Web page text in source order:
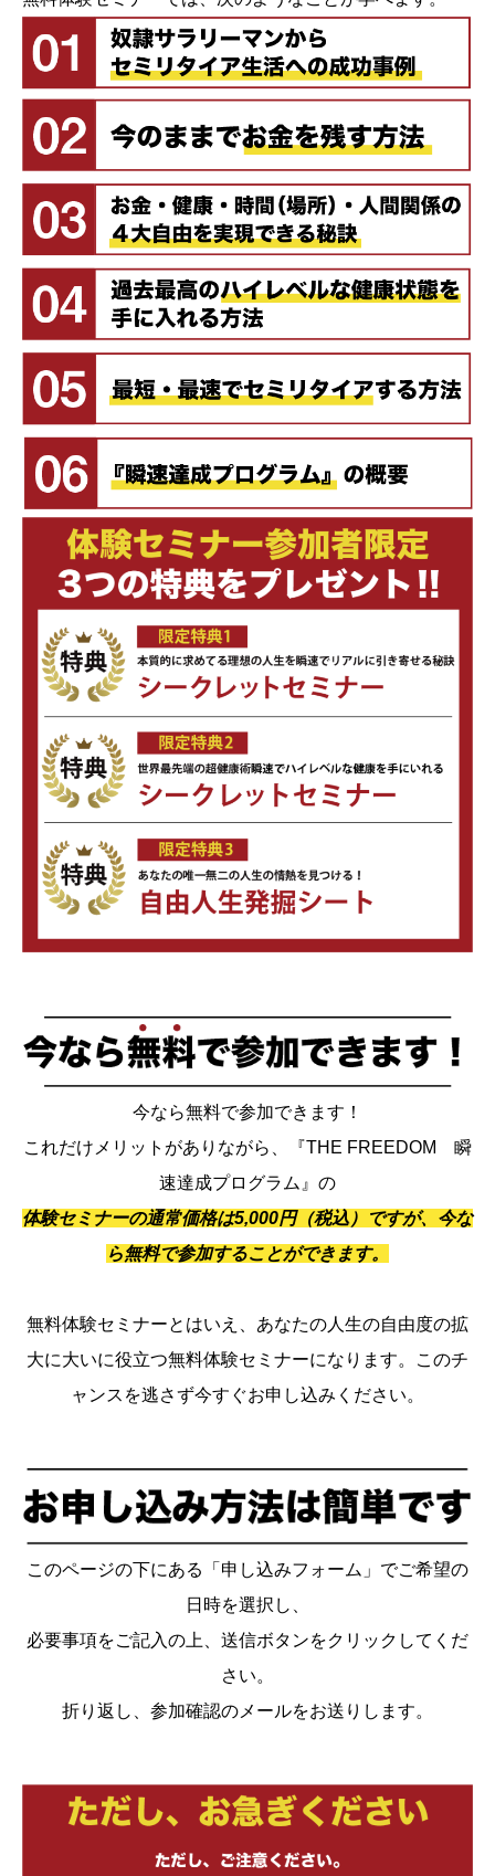
今なら無料で参加できます！
これだけメリットがありながら、『THE FREEDOM 瞬
速達成プログラム』の
体験セミナーの通常価格は5,000円（税込）ですが、今な
ら無料で参加することができます。
無料体験セミナーとはいえ、あなたの人生の自由度の拡
大に大いに役立つ無料体験セミナーになります。このチ
ャンスを逃さず今すぐお申し込みください。
このページの下にある「申し込みフォーム」でご希望の
日時を選択し、
必要事項をご記入の上、送信ボタンをクリックしてくだ
さい。
折り返し、参加確認のメールをお送りします。